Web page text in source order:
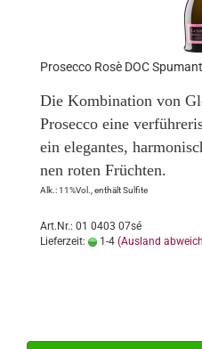
Pro­sec­co Rosè DOC
Die Kom­bi­na­ti­on von
Pro­sec­co eine
ein ele­gan­tes,
nen roten Früch­ten.
Alk.: 11%Vol., ent­hält Sul­fi­te
Art.Nr.: 01 0403 07sé
Lieferzeit:
1-4 (Ausland